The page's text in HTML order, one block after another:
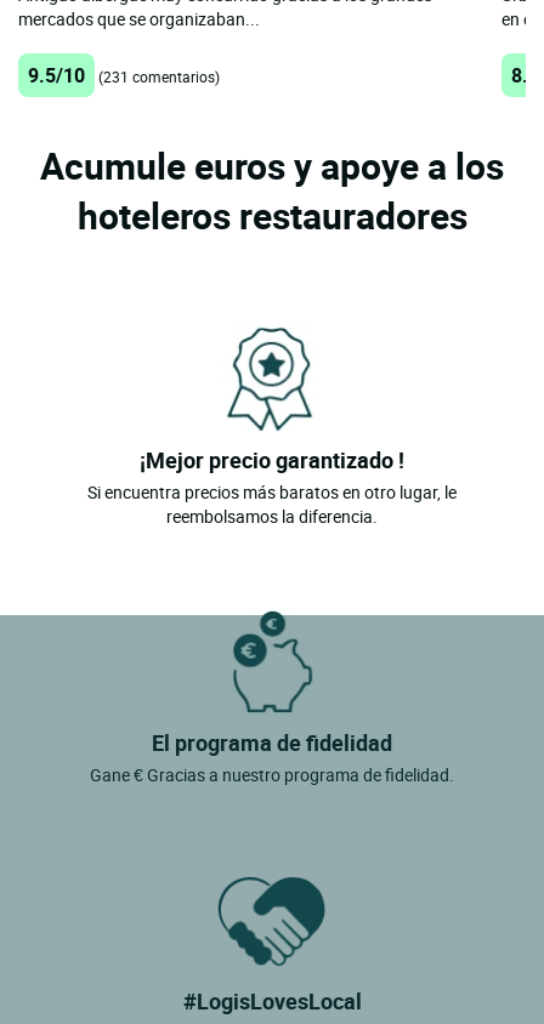
mercados que se organizaban...
9.5/10 (231 comentarios)
en el
Acumule euros y apoye a los
hoteleros restauradores
¡Mejor precio garantizado !
Si encuentra precios más baratos en otro lugar, le
reembolsamos la diferencia.
El programa de fidelidad
Gane € Gracias a nuestro programa de fidelidad.
#LogisLovesLocal